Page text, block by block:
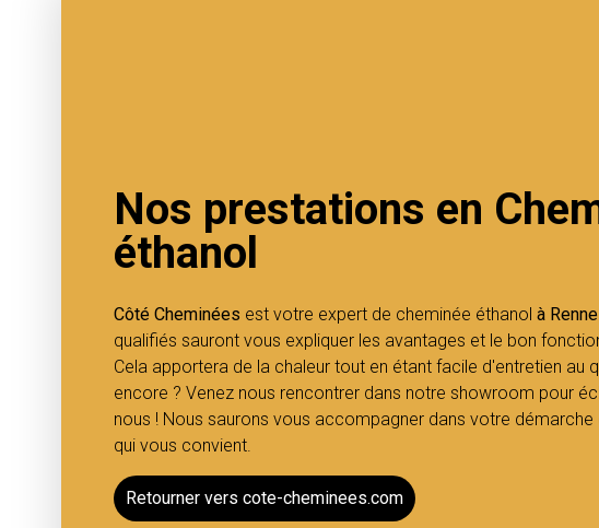
Nos prestations en
éthanol
Côté Cheminées est votre expert de cheminée éthanol à
qualifiés sauront vous expliquer les avantages et le bon
Cela apportera de la chaleur tout en étant facile d'entretien au
encore ? Venez nous rencontrer dans notre showroom pour
nous ! Nous saurons vous accompagner dans votre
qui vous convient.
Retourner vers cote-cheminees.com